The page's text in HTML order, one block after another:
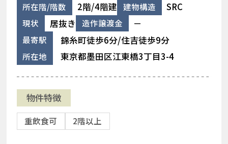
所在階/階数 2階/4階建 建物構造 SRC
現状 居抜き 造作譲渡金 －
最寄駅 錦糸町徒歩6分/住吉徒歩9分
所在地 東京都墨田区江東橋3丁目3-4
物件特徴
重飲食可 2階以上